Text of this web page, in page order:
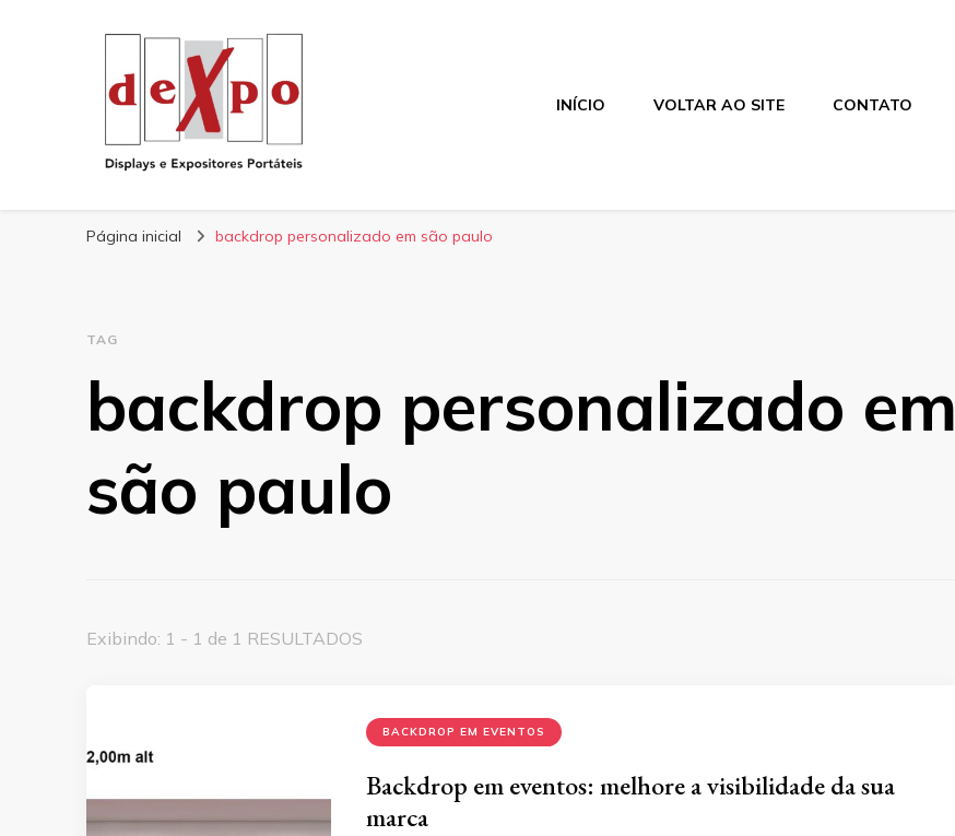
Blog
INÍCIO VOLTAR AO SITE CONTATO
Página inicial backdrop personalizado em são paulo
TAG
backdrop personalizado em
são paulo
Exibindo: 1 - 1 de 1 RESULTADOS
BACKDROP EM EVENTOS
Backdrop em eventos: melhore a visibilidade da sua
marca